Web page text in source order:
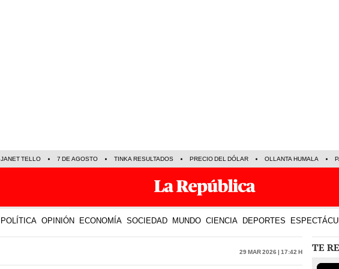
JANET TELLO 7 DE AGOSTO TINKA RESULTADOS PRECIO DEL DÓLAR OLLANTA HUMALA
POLÍTICA OPINIÓN ECONOMÍA SOCIEDAD MUNDO CIENCIA DEPORTES
29 Mar 2026 | 17:42 h TE